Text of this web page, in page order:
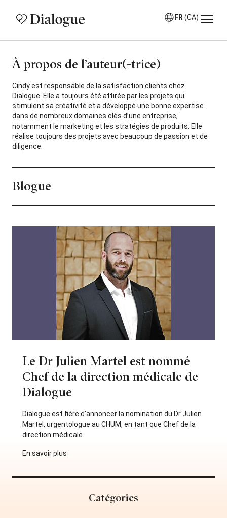
FR (CA)
À propos de l’auteur(-trice)
Cindy est responsable de la satisfaction clients chez
Dialogue. Elle a toujours été attirée par les projets qui
stimulent sa créativité et a développé une bonne expertise
dans de nombreux domaines clés d’une entreprise,
notamment le marketing et les stratégies de produits. Elle
réalise toujours des projets avec beaucoup de passion et de
diligence.
Blogue
Le Dr Julien Martel est nommé
Chef de la direction médicale de
Dialogue
Dialogue est fière d'annoncer la nomination du Dr Julien
Martel, urgentologue au CHUM, en tant que Chef de la
direction médicale.
En savoir plus
Catégories